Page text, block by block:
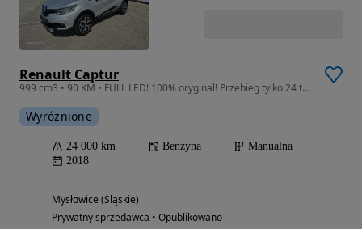
Renault Captur
999 cm3 • 90 KM • FULL LED! 100% oryginał! Przebieg tylko 24 tys!!!
Wyróżnione
24 000 km Benzyna
Manualna
2018
Mysłowice (Śląskie)
Prywatny sprzedawca • Opublikowano